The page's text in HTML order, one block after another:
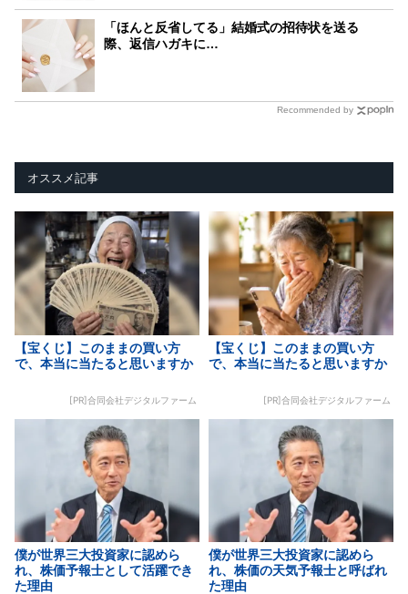
「ほんと反省してる」結婚式の招待状を送る
際、返信ハガキに…
Recommended by
オススメ記事
【宝くじ】このままの買い方
で、本当に当たると思いますか
[PR]合同会社デジタルファーム
【宝くじ】このままの買い方
で、本当に当たると思いますか
[PR]合同会社デジタルファーム
僕が世界三大投資家に認めら
れ、株価予報士として活躍でき
た理由
僕が世界三大投資家に認めら
れ、株価の天気予報士と呼ばれ
た理由